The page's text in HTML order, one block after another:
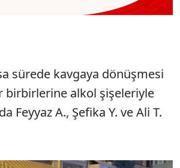
sürede kavgaya dönüşmesi
birbirlerine alkol şişeleriyle
Feyyaz A., Şefika Y. ve Ali T.